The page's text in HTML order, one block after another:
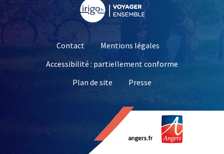
Contact
Mentions légales
Accessibilité : partiellement conforme
Plan de site
Presse